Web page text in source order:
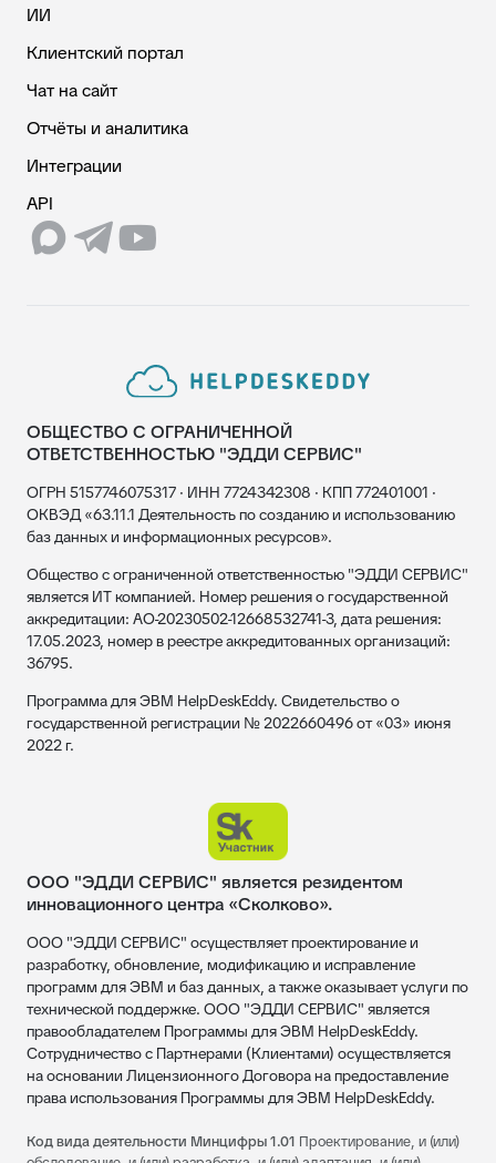
ИИ
Клиентский портал
Чат на сайт
Отчёты и аналитика
Интеграции
API
ОБЩЕСТВО С ОГРАНИЧЕННОЙ
ОТВЕТСТВЕННОСТЬЮ "ЭДДИ СЕРВИС"
ОГРН 5157746075317 · ИНН 7724342308 · КПП 772401001 ·
ОКВЭД «63.11.1 Деятельность по созданию и использованию
баз данных и информационных ресурсов».
Общество с ограниченной ответственностью "ЭДДИ СЕРВИС"
является ИТ компанией. Номер решения о государственной
аккредитации: АО-20230502-12668532741-3, дата решения:
17.05.2023, номер в реестре аккредитованных организаций:
36795.
Программа для ЭВМ HelpDeskEddy. Свидетельство о
государственной регистрации № 2022660496 от «03» июня
2022 г.
ООО "ЭДДИ СЕРВИС" является резидентом
инновационного центра «Сколково».
ООО "ЭДДИ СЕРВИС" осуществляет проектирование и
разработку, обновление, модификацию и исправление
программ для ЭВМ и баз данных, а также оказывает услуги по
технической поддержке. ООО "ЭДДИ СЕРВИС" является
правообладателем Программы для ЭВМ HelpDeskEddy.
Сотрудничество с Партнерами (Клиентами) осуществляется
на основании Лицензионного Договора на предоставление
права использования Программы для ЭВМ HelpDeskEddy.
Код вида деятельности Минцифры 1.01 Проектирование, и (или)